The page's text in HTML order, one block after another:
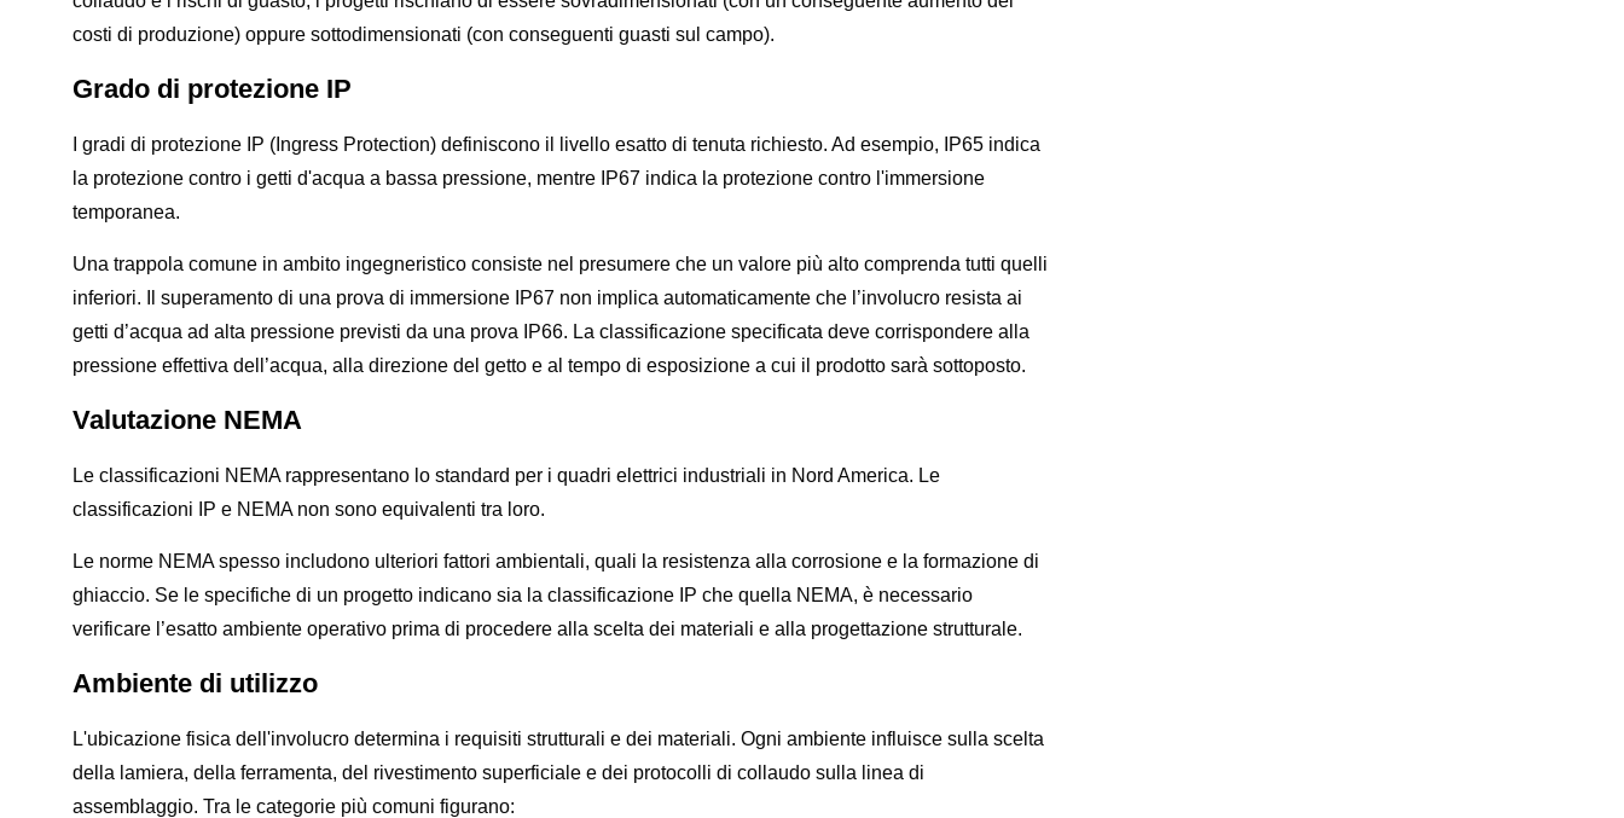
costi di produzione) oppure sottodimensionati (con conseguenti guasti sul campo).
Grado di protezione IP
I gradi di protezione IP (Ingress Protection) definiscono il livello esatto di tenuta richiesto. Ad esempio, IP65 indica
la protezione contro i getti d'acqua a bassa pressione, mentre IP67 indica la protezione contro l'immersione
temporanea.
Una trappola comune in ambito ingegneristico consiste nel presumere che un valore più alto comprenda tutti quelli
inferiori. Il superamento di una prova di immersione IP67 non implica automaticamente che l’involucro resista ai
getti d’acqua ad alta pressione previsti da una prova IP66. La classificazione specificata deve corrispondere alla
pressione effettiva dell’acqua, alla direzione del getto e al tempo di esposizione a cui il prodotto sarà sottoposto.
Valutazione NEMA
Le classificazioni NEMA rappresentano lo standard per i quadri elettrici industriali in Nord America. Le
classificazioni IP e NEMA non sono equivalenti tra loro.
Le norme NEMA spesso includono ulteriori fattori ambientali, quali la resistenza alla corrosione e la formazione di
ghiaccio. Se le specifiche di un progetto indicano sia la classificazione IP che quella NEMA, è necessario
verificare l’esatto ambiente operativo prima di procedere alla scelta dei materiali e alla progettazione strutturale.
Ambiente di utilizzo
L'ubicazione fisica dell'involucro determina i requisiti strutturali e dei materiali. Ogni ambiente influisce sulla scelta
della lamiera, della ferramenta, del rivestimento superficiale e dei protocolli di collaudo sulla linea di
assemblaggio. Tra le categorie più comuni figurano: